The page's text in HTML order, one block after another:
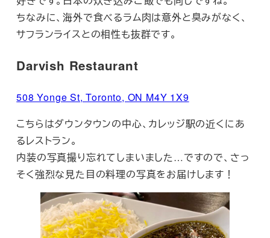
ちなみに、海外で食べるラム肉は意外と臭みがなく、
サフランライスとの相性も抜群です。
Darvish Restaurant
508 Yonge St, Toronto, ON M4Y 1X9
こちらはダウンタウンの中心、カレッジ駅の近くにあ
るレストラン。
内装の写真撮り忘れてしまいました…ですので、さっ
そく強烈な見た目の料理の写真をお届けします！